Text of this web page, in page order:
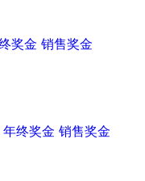
奖金 销售奖金
年终奖金 销售奖金